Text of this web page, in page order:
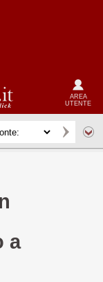
AREA
UTENTE
a